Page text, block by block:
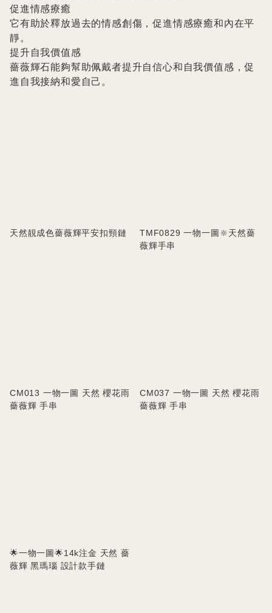
促進情感療癒
它有助於釋放過去的情感創傷，促進情感療癒和內在平
靜。
提升自我價值感
薔薇輝石能夠幫助佩戴者提升自信心和自我價值感，促
進自我接納和愛自己。
天然靚成色薔薇輝平安扣頸鏈
TMF0829 一物一圖🔆天然薔
薇輝手串
CM013 一物一圖 天然 櫻花雨
薔薇輝 手串
CM037 一物一圖 天然 櫻花雨
薔薇輝 手串
🌟一物一圖🌟14k注金 天然 薔
薇輝 黑瑪瑙 設計款手鏈